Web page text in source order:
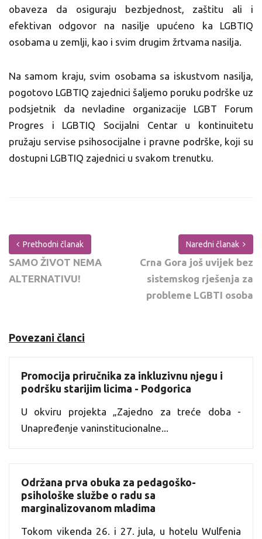
obaveza da osiguraju bezbjednost, zaštitu ali i
efektivan odgovor na nasilje upućeno ka LGBTIQ
osobama u zemlji, kao i svim drugim žrtvama nasilja.
Na samom kraju, svim osobama sa iskustvom nasilja,
pogotovo LGBTIQ zajednici šaljemo poruku podrške uz
podsjetnik da nevladine organizacije LGBT Forum
Progres i LGBTIQ Socijalni Centar u kontinuitetu
pružaju servise psihosocijalne i pravne podrške, koji su
dostupni LGBTIQ zajednici u svakom trenutku.
Prethodni članak
SAMO ŽIVOT NEMA
ALTERNATIVU!
Naredni članak
Crna Gora još uvijek bez
sistemskog rješenja za
probleme LGBTI osoba
Povezani članci
Promocija priručnika za inkluzivnu njegu i
podršku starijim licima - Podgorica
U okviru projekta „Zajedno za treće doba -
Unapređenje vaninstitucionalne...
Održana prva obuka za pedagoško-
psihološke službe o radu sa
marginalizovanom mladima
Tokom vikenda 26. i 27. jula, u hotelu Wulfenia